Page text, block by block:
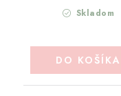
Skladom
DO KOŠÍKA